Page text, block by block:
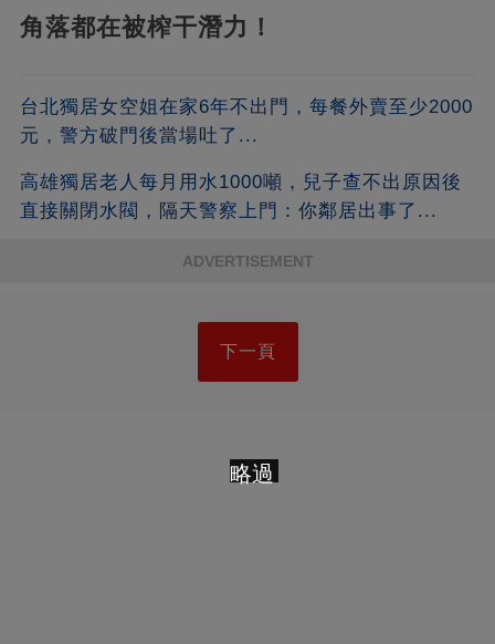
角落都在被榨干潛力！​
台北獨居女空姐在家6年不出門，每餐外賣至少2000
元，警方破門後當場吐了...
高雄獨居老人每月用水1000噸，兒子查不出原因後
直接關閉水閥，隔天警察上門：你鄰居出事了...
ADVERTISEMENT
下一頁
略過